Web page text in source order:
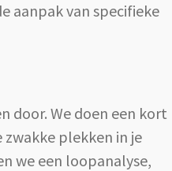
aanpak van specifieke
door. We doen een kort
plekken in je
we een loopanalyse,